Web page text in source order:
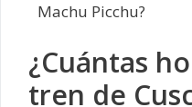
Machu Picchu?
¿Cuántas
tren de